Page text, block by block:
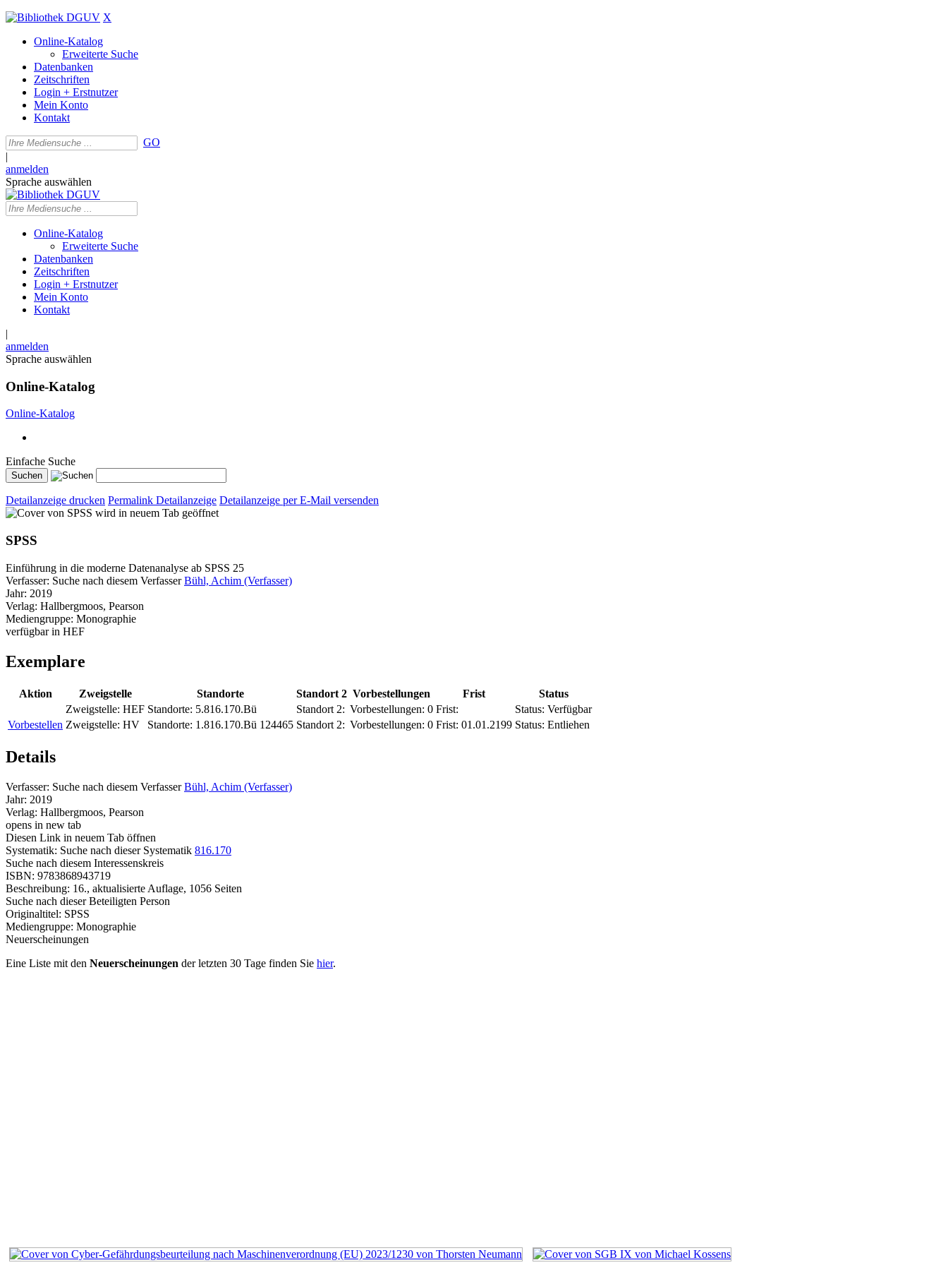
X
Online-Katalog
Erweiterte Suche
Datenbanken
Zeitschriften
Login + Erstnutzer
Mein Konto
Kontakt
GO
|
anmelden
Sprache auswählen
Online-Katalog
Erweiterte Suche
Datenbanken
Zeitschriften
Login + Erstnutzer
Mein Konto
Kontakt
|
anmelden
Sprache auswählen
Online-Katalog
Online-Katalog
Einfache Suche
Detailanzeige drucken Permalink Detailanzeige Detailanzeige per E-Mail versenden
wird in neuem Tab geöffnet
SPSS
Einführung in die moderne Datenanalyse ab SPSS 25
Verfasser: Suche nach diesem Verfasser Bühl, Achim (Verfasser)
Jahr: 2019
Verlag: Hallbergmoos, Pearson
Mediengruppe: Monographie
verfügbar in HEF
Exemplare
Aktion Zweigstelle Standorte Standort 2 Vorbestellungen Frist
Status
Zweigstelle: HEF Standorte: 5.816.170.Bü Standort 2: Vorbestellungen: 0 Frist: Status: Verfügbar
Vorbestellen Zweigstelle: HV Standorte: 1.816.170.Bü 124465 Standort 2: Vorbestellungen: 0 Frist: 01.01.2199 Status: Entliehen
Details
Verfasser: Suche nach diesem Verfasser Bühl, Achim (Verfasser)
Jahr: 2019
Verlag: Hallbergmoos, Pearson
opens in new tab
Diesen Link in neuem Tab öffnen
Systematik: Suche nach dieser Systematik 816.170
Suche nach diesem Interessenskreis
ISBN: 9783868943719
Beschreibung: 16., aktualisierte Auflage, 1056 Seiten
Suche nach dieser Beteiligten Person
Originaltitel: SPSS
Mediengruppe: Monographie
Neuerscheinungen
Eine Liste mit den Neuerscheinungen der letzten 30 Tage finden Sie hier.